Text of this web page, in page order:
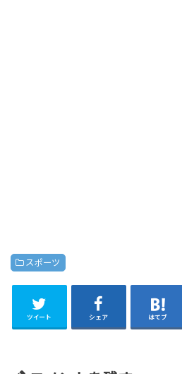
スポーツ
ツイート シェア はてブ